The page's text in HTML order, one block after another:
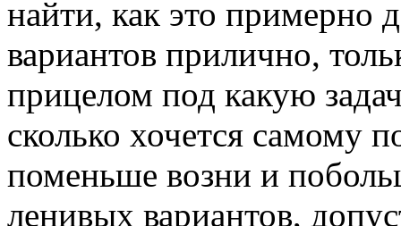
найти, как это примерно
вариантов прилично,
прицелом под какую
сколько хочется самому
поменьше возни и
ленивых вариантов,